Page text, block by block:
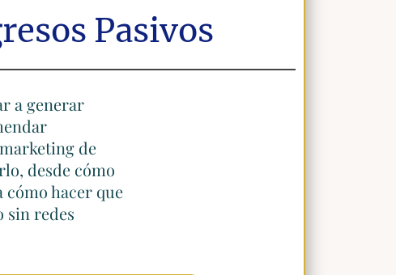
Pasivos
a generar
de
desde cómo
hacer que
sin redes